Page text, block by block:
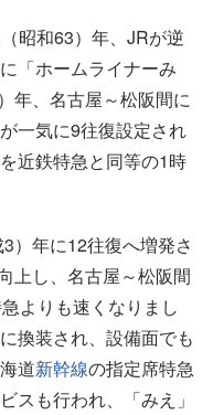
昭和63）年、JRが逆
「ホームライナーみ
年、名古屋～松阪間に
一気に9往復設定され
近鉄特急と同等の1時
）年に12往復へ増発さ
上し、名古屋～松阪間
よりも速くなりまし
換装され、設備面でも
道新幹線の指定席特急
スも行われ、「みえ」